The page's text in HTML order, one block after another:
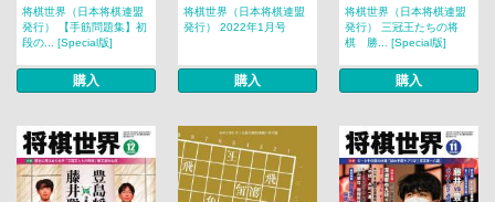
将棋世界（日本将棋連盟
発行） 【手筋問題集】初
段の... [Special版]
購入
将棋世界（日本将棋連盟
発行） 2022年1月号
購入
将棋世界（日本将棋連盟
発行） 三冠王たちの将
棋 勝... [Special版]
購入